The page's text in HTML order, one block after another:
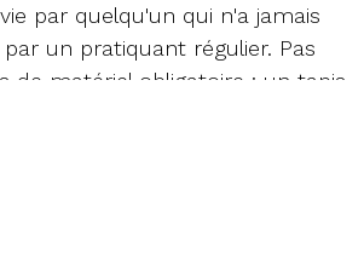
par quelqu'un qui n'a jamais
un pratiquant régulier. Pas
de matériel obligatoire : un tapis